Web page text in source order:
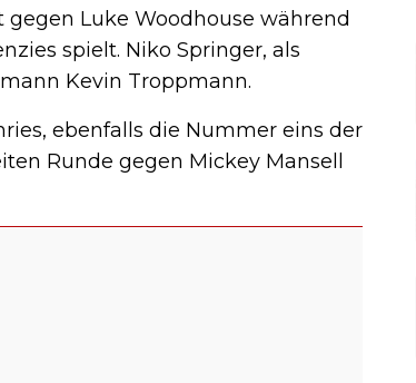
Luke Woodhouse während
spielt. Niko Springer, als
Kevin Troppmann.
ebenfalls die Nummer eins der
Runde gegen Mickey Mansell